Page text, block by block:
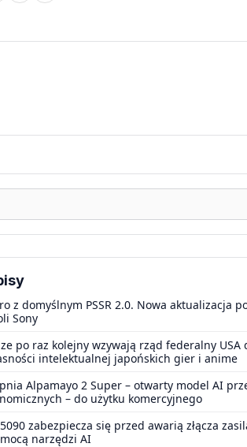
z domyślnym PSSR 2.0. Nowa aktualizacja
Sony
po raz kolejny wzywają rząd federalny
intelektualnej japońskich gier i anime
Alpamayo 2 Super – otwarty model AI
– do użytku komercyjnego
5090 zabezpiecza się przed awarią złącza
narzędzi AI